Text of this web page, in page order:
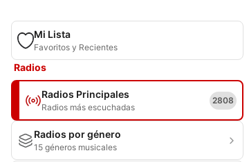
Mi Lista
Favoritos y Recientes
Radios
Radios Principales
Radios más escuchadas
2808
Radios por género
15 géneros musicales